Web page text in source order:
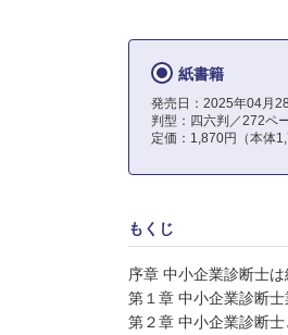
紙書籍
発売日：2025年04月
判型：四六判／272ペ
定価：1,870円（本体
もくじ
序章 中小企業診断士
第１章 中小企業診断
第２章 中小企業診断